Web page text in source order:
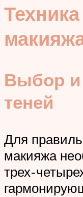
Выбор и
теней
Для
макияжа
трех-